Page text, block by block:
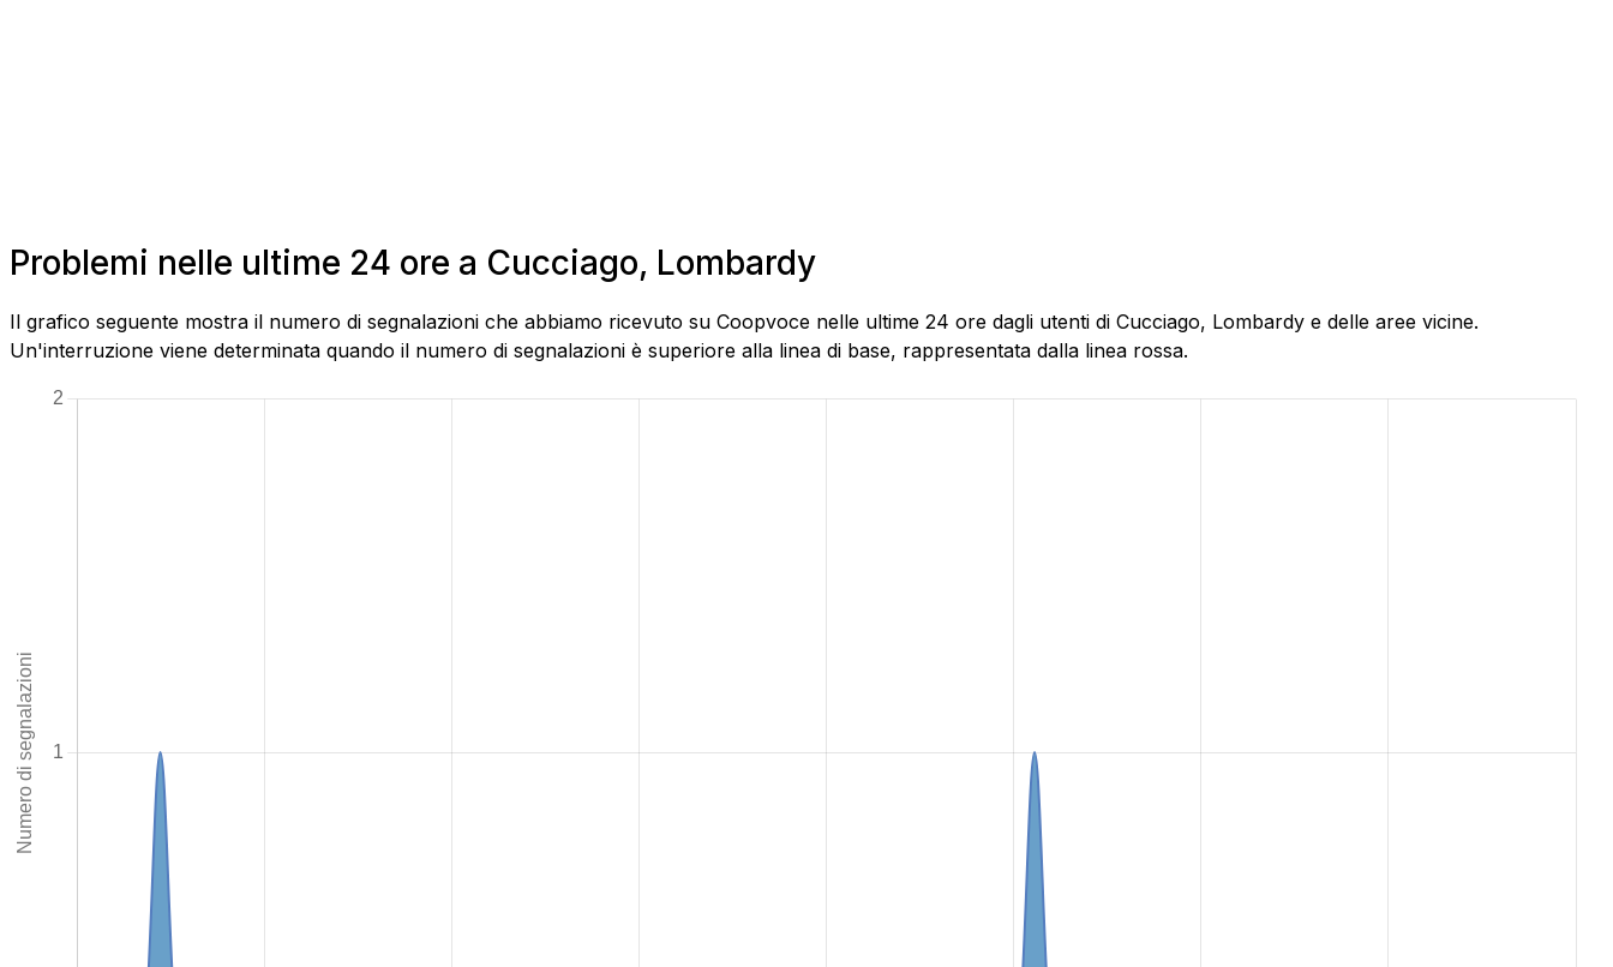
Problemi nelle ultime 24 ore a Cucciago, Lombardy
Il grafico seguente mostra il numero di segnalazioni che abbiamo ricevuto su Coopvoce nelle ultime 24 ore dagli utenti di Cucciago, Lombardy e delle aree vicine.
Un'interruzione viene determinata quando il numero di segnalazioni è superiore alla linea di base, rappresentata dalla linea rossa.